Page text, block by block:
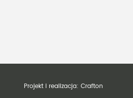
Projekt i realizacja: Crafton